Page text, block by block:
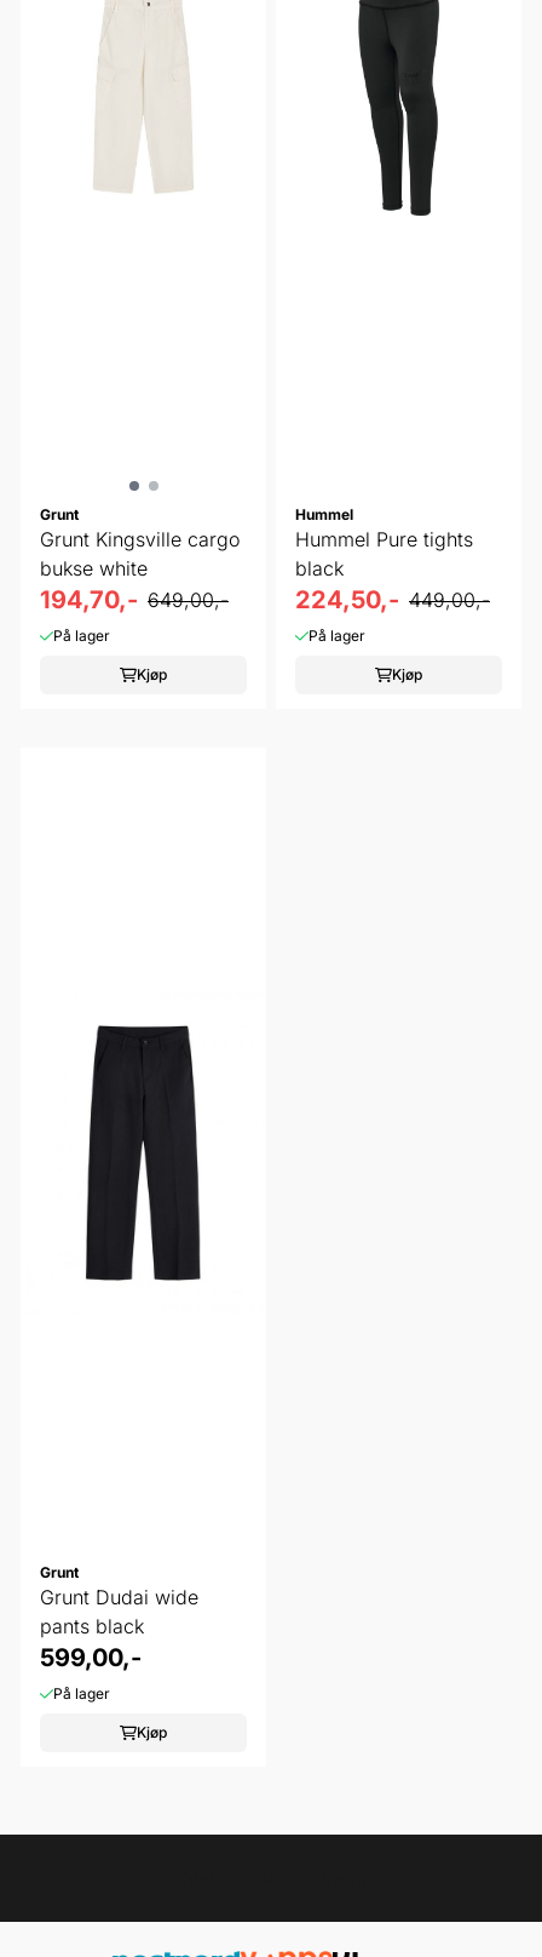
Grunt
Grunt Kingsville cargo
bukse white
194,70,- 649,00,-
På lager
Kjøp
Hummel
Hummel Pure tights
black
224,50,- 449,00,-
På lager
Kjøp
Grunt
Grunt Dudai wide
pants black
599,00,-
På lager
Kjøp